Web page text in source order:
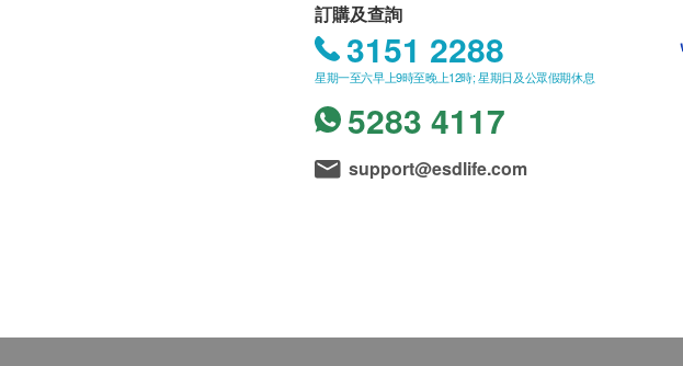
訂購及查詢
3151 2288
星期一至六早上9時至晚上12時; 星期日及公眾假期休息
5283 4117
support@esdlife.com